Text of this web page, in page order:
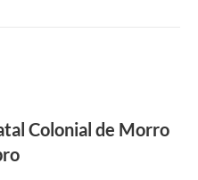
Colonial de Morro